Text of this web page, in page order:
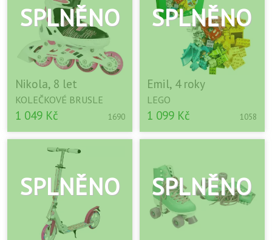
Nikola, 8 let
KOLEČKOVÉ BRUSLE
1 049 Kč 1690
Emil, 4 roky
LEGO
1 099 Kč 1058